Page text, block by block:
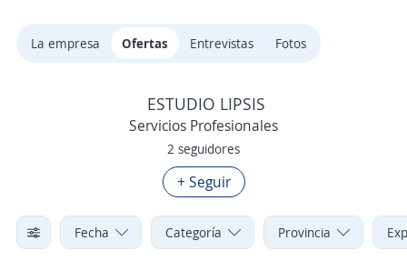
La empresa Ofertas Entrevistas Fotos
ESTUDIO LIPSIS
Servicios Profesionales
2 seguidores
+ Seguir
Fecha Categoría Provincia